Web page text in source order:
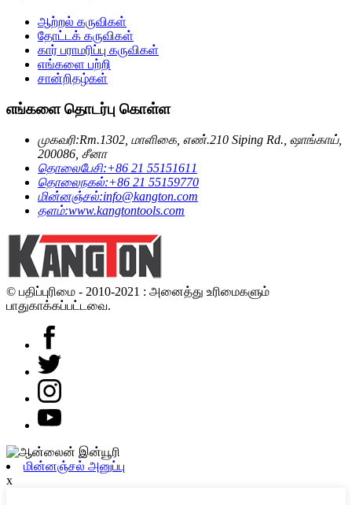
ஆற்றல் கருவிகள்
தோட்டக் கருவிகள்
கார் பராமரிப்பு கருவிகள்
எங்களை பற்றி
சான்றிதழ்கள்
எங்களை தொடர்பு கொள்ள
முகவரி:Rm.1302, மாளிகை, எண்.210 Siping Rd., ஷாங்காய்,
200086, சீனா
தொலைபேசி:+86 21 55151611
தொலைநகல்:+86 21 55159770
மின்னஞ்சல்:info@kangton.com
தளம்:www.kangtontools.com
© பதிப்புரிமை - 2010-2021 : அனைத்து உரிமைகளும்
பாதுகாக்கப்பட்டவை.
மின்னஞ்சல் அனுப்பு
x